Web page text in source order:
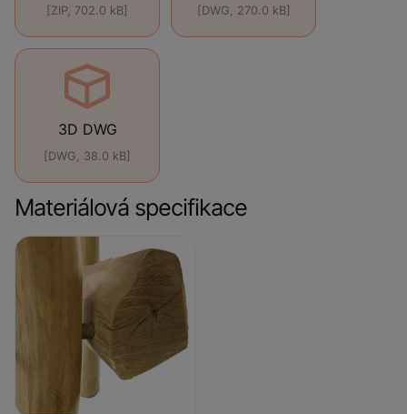
[ZIP, 702.0 kB] [DWG, 270.0 kB]
3D DWG
[DWG, 38.0 kB]
Materiálová specifikace